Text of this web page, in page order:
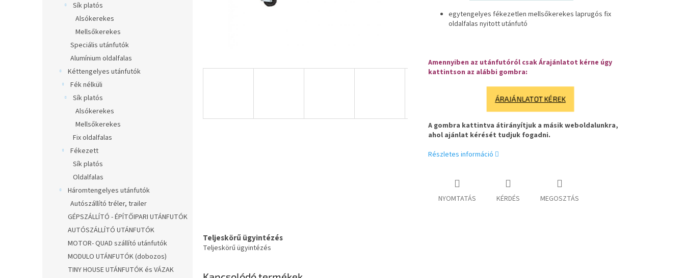
Sík platós
Alsókerekes
Mellsőkerekes
Speciális utánfutók
Alumínium oldalfalas
Kéttengelyes utánfutók
Fék nélküli
Sík platós
Alsókerekes
Mellsőkerekes
Fix oldalfalas
Fékezett
Sík platós
Oldalfalas
Háromtengelyes utánfutók
Autószállító tréler, trailer
GÉPSZÁLLÍTÓ - ÉPÍTŐIPARI UTÁNFUTÓK
AUTÓSZÁLLÍTÓ UTÁNFUTÓK
MOTOR- QUAD szállító utánfutók
MODULO UTÁNFUTÓK (dobozos)
TINY HOUSE UTÁNFUTÓK és VÁZAK
egytengelyes fékezetlen mellsőkerekes laprugós fix
oldalfalas nyitott utánfutó
Amennyiben az utánfutóról csak Árajánlatot kérne úgy
kattintson az alábbi gombra:
ÁRAJÁNLATOT KÉREK
A gombra kattintva átirányítjuk a másik weboldalunkra,
ahol ajánlat kérését tudjuk fogadni.
Részletes információ
NYOMTATÁS KÉRDÉS MEGOSZTÁS
Teljeskörű ügyintézés
Teljeskörű ügyintézés